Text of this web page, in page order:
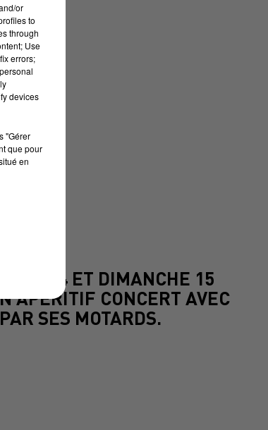
14 ET DIMANCHE 15
APÉRITIF CONCERT AVEC
SES MOTARDS.
or
to
through
Use
errors;
devices
"Gérer
que pour
en